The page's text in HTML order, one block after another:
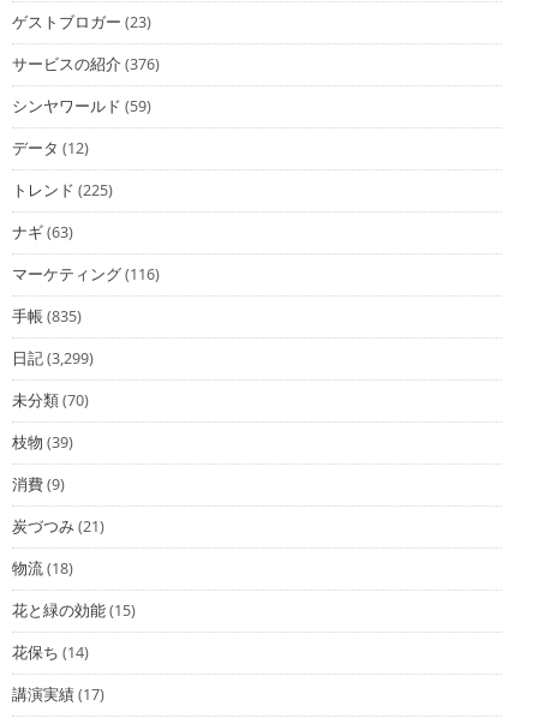
ゲストブロガー (23)
サービスの紹介(376)
シンヤワールド (59)
データ (12)
トレンド (225)
ナギ(63)
マーケティング(116)
手帳(835)
日記(3,299)
未分類(70)
枝物 (39)
消費(9)
炭づつみ(21)
物流(18)
花と緑の効能(15)
花保ち (14)
講演実績(17)